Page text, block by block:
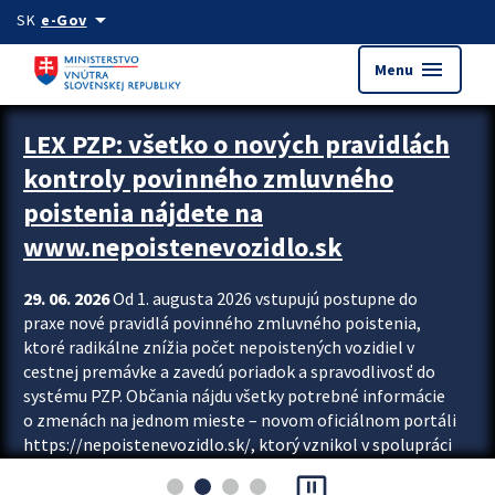
Preskocit na hlavný obsah
SK e-Govarrow_drop_down
Menu menu
Zastavit automatický posun upútavok
LEX PZP: všetko o nových pravidlách
kontroly povinného zmluvného
poistenia nájdete na
www.nepoistenevozidlo.sk
29. 06. 2026Od 1. augusta 2026 vstupujú postupne do
praxe nové pravidlá povinného zmluvného poistenia,
ktoré radikálne znížia počet nepoistených vozidiel v
cestnej premávke a zavedú poriadok a spravodlivosť do
systému PZP. Občania nájdu všetky potrebné informácie
o zmenách na jednom mieste – novom oficiálnom portáli
https://nepoistenevozidlo.sk/, ktorý vznikol v spolupráci